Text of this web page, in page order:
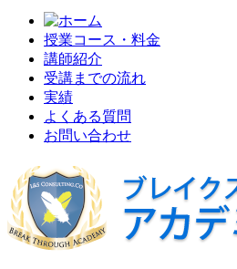
授業コース・料金
講師紹介
受講までの流れ
実績
よくある質問
お問い合わせ